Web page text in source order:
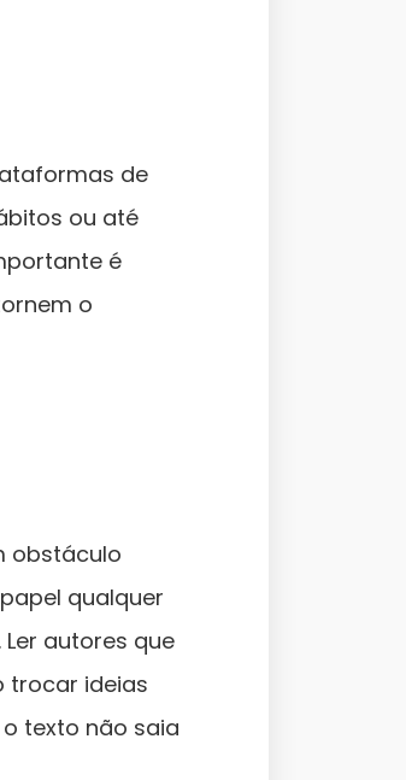
de
ou até
é
o
obstáculo
qualquer
autores que
trocar ideias
texto não saia